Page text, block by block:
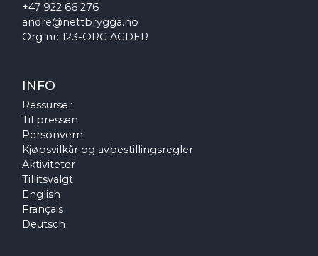
+47 922 66 276
andre@nettbrygga.no
Org nr: 123-ORG AGDER
INFO
Ressurser
Til pressen
Personvern
Kjøpsvilkår og avbestillingsregler
Aktiviteter
Tillitsvalgt
English
Français
Deutsch